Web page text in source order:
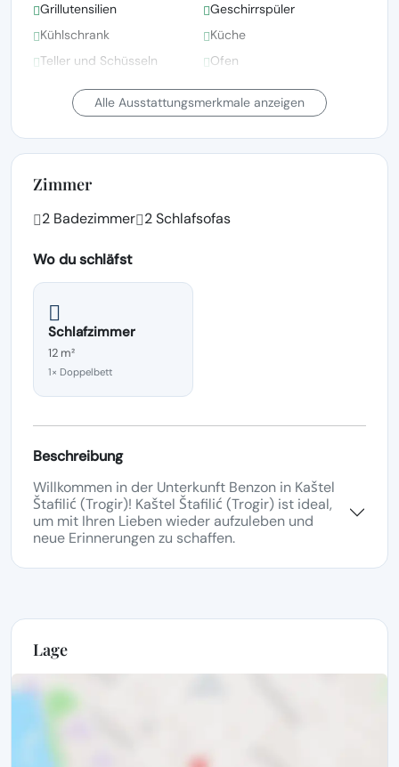
Grillutensilien
Geschirrspüler
Kühlschrank
Küche
Teller und Schüsseln
Ofen
Elektrischer Wasserkocher
Haartrockner
Alle Ausstattungsmerkmale anzeigen
Zimmer
2 Badezimmer 2 Schlafsofas
Wo du schläfst
Schlafzimmer
12 m²
1× Doppelbett
Beschreibung
Willkommen in der Unterkunft Benzon in Kaštel
Štafilić (Trogir)! Kaštel Štafilić (Trogir) ist ideal,
um mit Ihren Lieben wieder aufzuleben und
neue Erinnerungen zu schaffen.
Lage